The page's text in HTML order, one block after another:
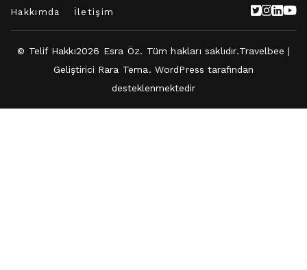
Hakkımda İletişim
© Telif Hakkı2026 Esra Öz. Tüm hakları saklıdır.Travelbee |
Geliştirici Rara Tema. WordPress tarafından
desteklenmektedir